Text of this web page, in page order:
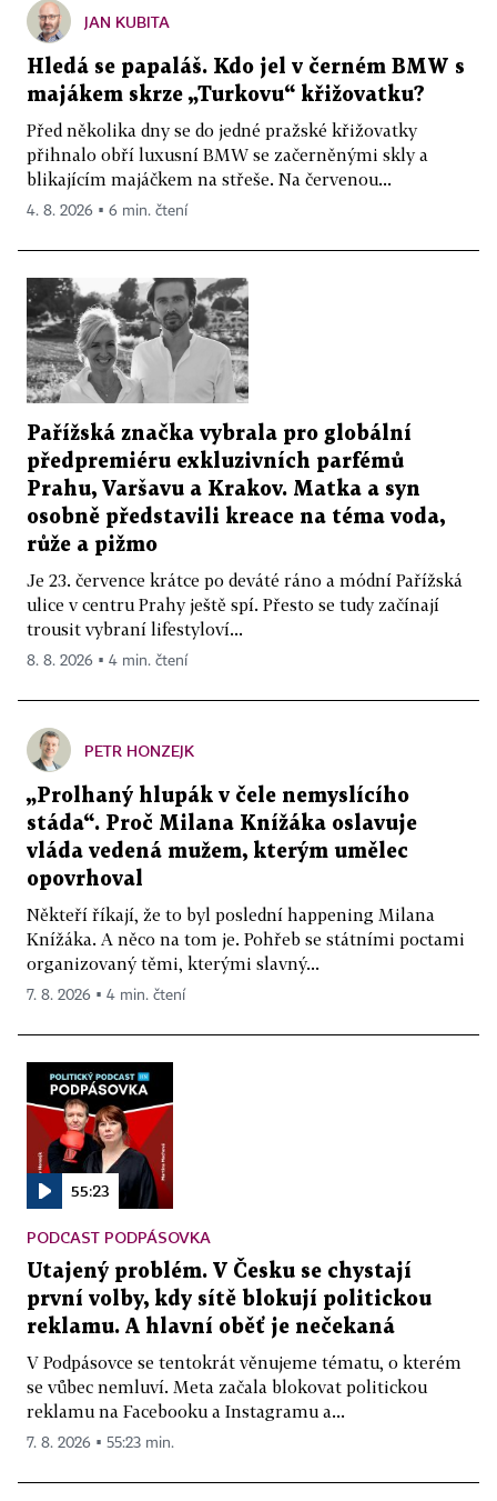
JAN KUBITA
Hledá se papaláš. Kdo jel v černém BMW s
majákem skrze „Turkovu“ křižovatku?
Před několika dny se do jedné pražské křižovatky
přihnalo obří luxusní BMW se začerněnými skly a
blikajícím majáčkem na střeše. Na červenou...
4. 8. 2026 ▪ 6 min. čtení
Pařížská značka vybrala pro globální
předpremiéru exkluzivních parfémů
Prahu, Varšavu a Krakov. Matka a syn
osobně představili kreace na téma voda,
růže a pižmo
Je 23. července krátce po deváté ráno a módní Pařížská
ulice v centru Prahy ještě spí. Přesto se tudy začínají
trousit vybraní lifestyloví...
8. 8. 2026 ▪ 4 min. čtení
PETR HONZEJK
„Prolhaný hlupák v čele nemyslícího
stáda“. Proč Milana Knížáka oslavuje
vláda vedená mužem, kterým umělec
opovrhoval
Někteří říkají, že to byl poslední happening Milana
Knížáka. A něco na tom je. Pohřeb se státními poctami
organizovaný těmi, kterými slavný...
7. 8. 2026 ▪ 4 min. čtení
55:23
PODCAST PODPÁSOVKA
Utajený problém. V Česku se chystají
první volby, kdy sítě blokují politickou
reklamu. A hlavní oběť je nečekaná
V Podpásovce se tentokrát věnujeme tématu, o kterém
se vůbec nemluví. Meta začala blokovat politickou
reklamu na Facebooku a Instagramu a...
7. 8. 2026 ▪ 55:23 min.